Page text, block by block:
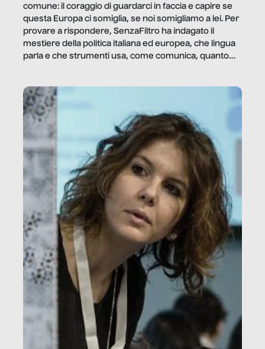
comune: il coraggio di guardarci in faccia e capire se
questa Europa ci somiglia, se noi somigliamo a lei. Per
provare a rispondere, SenzaFiltro ha indagato il
mestiere della politica italiana ed europea, che lingua
parla e che strumenti usa, come comunica, quanto